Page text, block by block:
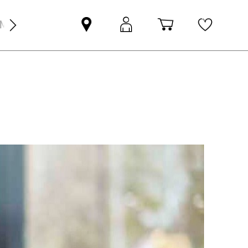
MINI Empresas
Pesquisar
parceiro
Iniciar
sessão
Carrinho
de